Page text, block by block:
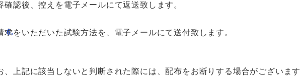
確認後、控えを電子メールにて返送致します。
求をいただいた試験方法を、電子メールにて送付致します。
、上記に該当しないと判断された際には、配布をお断りする場合がございます